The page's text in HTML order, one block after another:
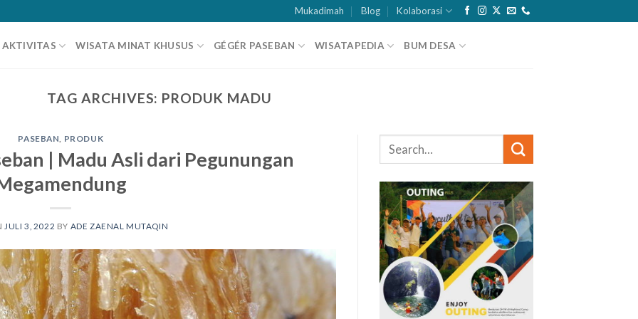
Mukadimah Blog Kolaborasi
AKTIVITAS WISATA MINAT KHUSUS GÉGÉR PASEBAN WISATAPEDIA BUM DESA
TAG ARCHIVES: PRODUK MADU
PASEBAN PRODUK
| Madu Asli dari Pegunungan
JULI 3, 2022 BY ADE ZAENAL MUTAQIN